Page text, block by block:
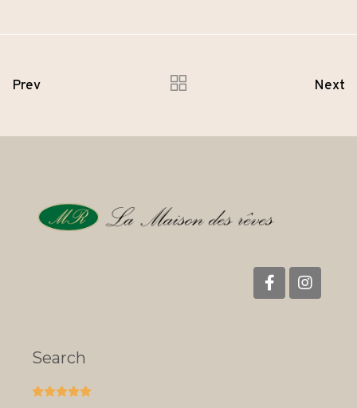
Prev Next
Search
